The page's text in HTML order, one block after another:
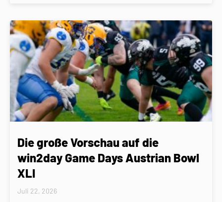
Die große Vorschau auf die
win2day Game Days Austrian Bowl
XLI
Juli 22, 2026